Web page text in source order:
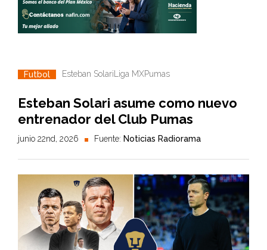
Futbol Esteban Solari Liga MXPumas
Esteban Solari asume como nuevo
entrenador del Club Pumas
junio 22nd, 2026 Fuente: Noticias Radiorama